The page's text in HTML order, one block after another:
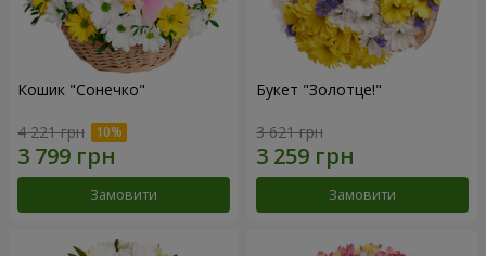
Кошик "Сонечко"
4 221 грн
Замовити
Букет "Золотце!"
3 621 грн
Замовити